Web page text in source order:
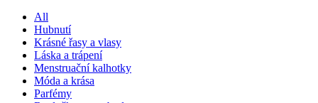
All
Hubnutí
Krásné řasy a vlasy
Láska a trápení
Menstruační kalhotky
Móda a krása
Parfémy